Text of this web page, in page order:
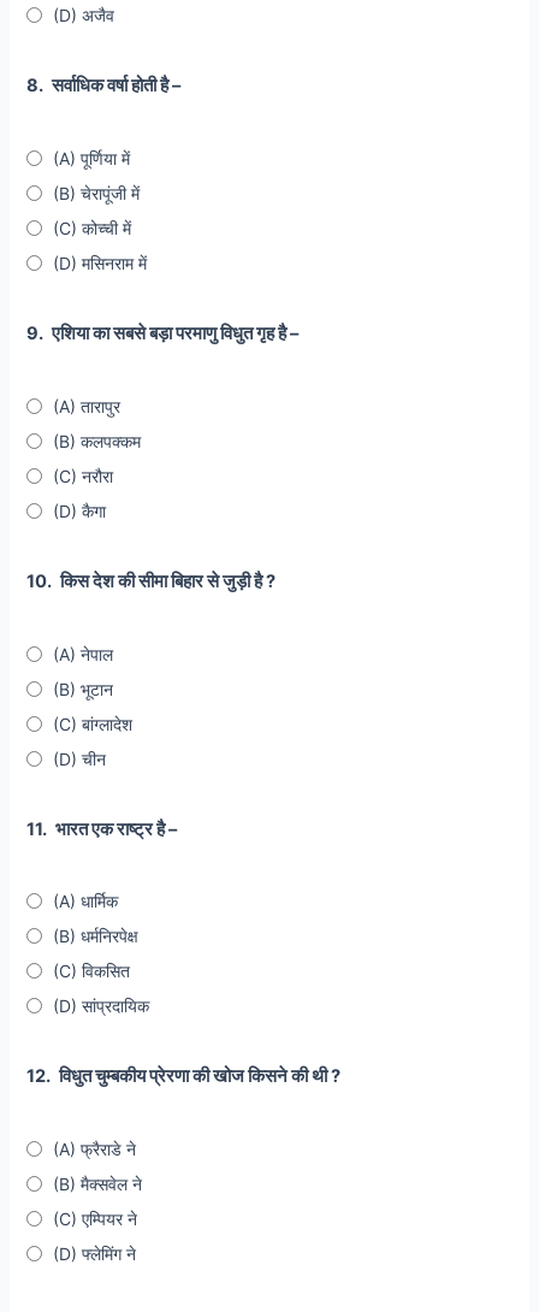
(D) अजैव
8. सर्वाधिक वर्षा होती है –
(A) पूर्णिया में
(B) चेरापूंजी में
(C) कोच्ची में
(D) मसिनराम में
9. एशिया का सबसे बड़ा परमाणु विधुत गृह है –
(A) तारापुर
(B) कलपक्कम
(C) नरौरा
(D) कैगा
10. किस देश की सीमा बिहार से जुड़ी है ?
(A) नेपाल
(B) भूटान
(C) बांग्लादेश
(D) चीन
11. भारत एक राष्ट्र है –
(A) धार्मिक
(B) धर्मनिरपेक्ष
(C) विकसित
(D) सांप्रदायिक
12. विधुत चुम्बकीय प्रेरणा की खोज किसने की थी ?
(A) फ्रैराडे ने
(B) मैक्सवेल ने
(C) एम्पियर ने
(D) फ्लेमिंग ने